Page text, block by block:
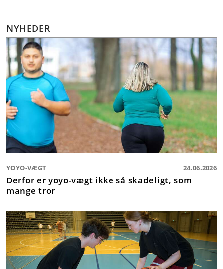
NYHEDER
YOYO-VÆGT 24.06.2026
Derfor er yoyo-vægt ikke så skadeligt, som
mange tror